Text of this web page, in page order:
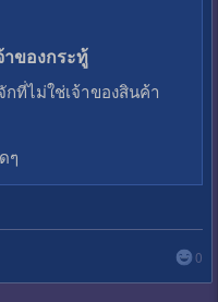
าของกระทู้
กที่ไม่ใช่เจ้าของสินค้า
ๆ
0